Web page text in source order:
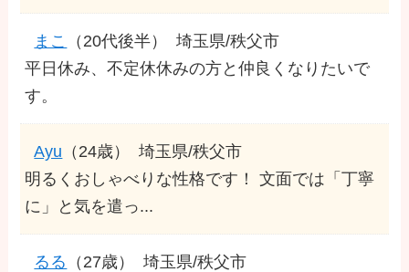
まこ （20代後半）
埼玉県/秩父市
平日休み、不定休休みの方と仲良くなりたいで
す。
Ayu （24歳）
埼玉県/秩父市
明るくおしゃべりな性格です！ 文面では「丁寧
に」と気を遣っ...
るる （27歳）
埼玉県/秩父市